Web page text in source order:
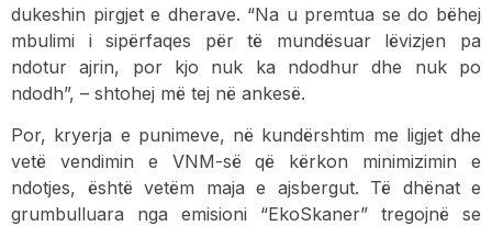
dukeshin pirgjet e dherave. “Na u premtua se do bëhej
mbulimi i sipërfaqes për të mundësuar lëvizjen pa
ndotur ajrin, por kjo nuk ka ndodhur dhe nuk po
ndodh”, – shtohej më tej në ankesë.
Por, kryerja e punimeve, në kundërshtim me ligjet dhe
vetë vendimin e VNM-së që kërkon minimizimin e
ndotjes, është vetëm maja e ajsbergut. Të dhënat e
grumbulluara nga emisioni “EkoSkaner” tregojnë se